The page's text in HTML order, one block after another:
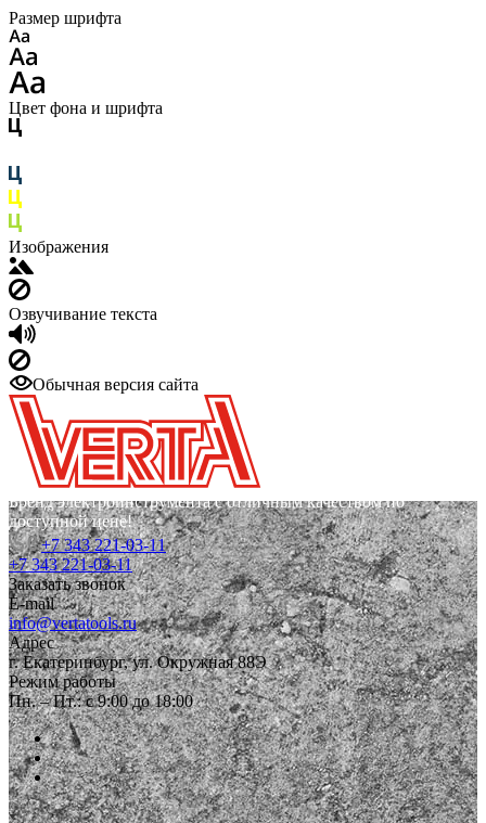
Размер шрифта
Цвет фона и шрифта
Изображения
Озвучивание текста
Обычная версия сайта
Бренд электроинструмента с отличным качеством по
доступной цене!
+7 343 221-03-11
+7 343 221-03-11
Заказать звонок
E-mail
info@vertatools.ru
Адрес
г. Екатеринбург, ул. Окружная 88Э
Режим работы
Пн. – Пт.: с 9:00 до 18:00